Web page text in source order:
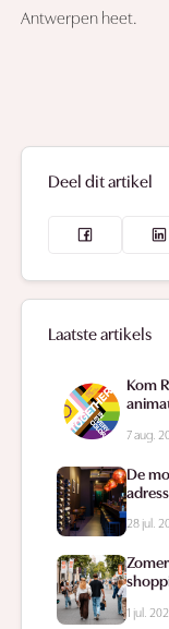
Antwerpen heet.
Laatste artikels
Kom
7 aug.
De
28 jul.
1 jul.
Deel dit artikel